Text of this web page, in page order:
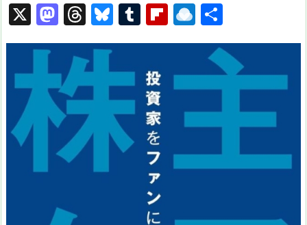
X
M
a
st
o
d
o
n
T
hr
e
a
d
s
Bl
u
s
k
y
T
u
bl
r
Fl
ip
o
R
ai
n
dr
p.
有